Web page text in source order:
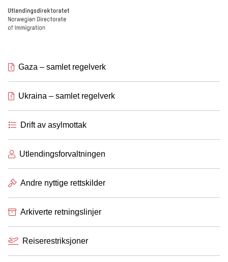
Gaza – samlet regelverk
Ukraina – samlet regelverk
Drift av asylmottak
Utlendingsforvaltningen
Andre nyttige rettskilder
Arkiverte retningslinjer
Reiserestriksjoner